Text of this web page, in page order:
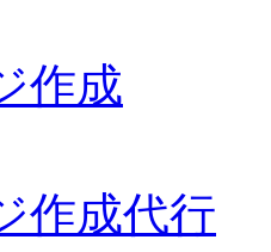
作成
作成代行